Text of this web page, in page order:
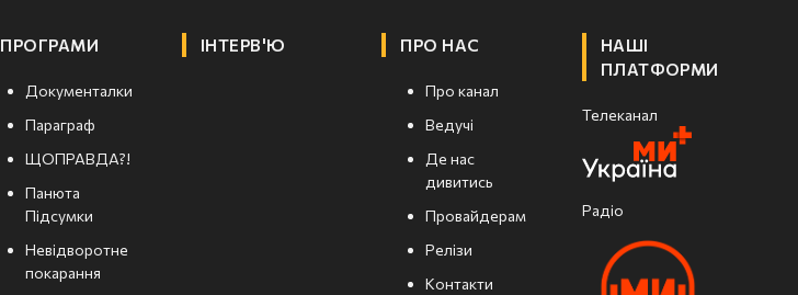
ПРОГРАМИ
Документалки
Параграф
ЩОПРАВДА?!
Панюта
Підсумки
Невідворотне
покарання
ІНТЕРВ'Ю ПРО НАС
Про канал
Ведучі
Де нас
дивитись
Провайдерам
Релізи
Контакти
НАШІ
ПЛАТФОРМИ
Телеканал
Радіо